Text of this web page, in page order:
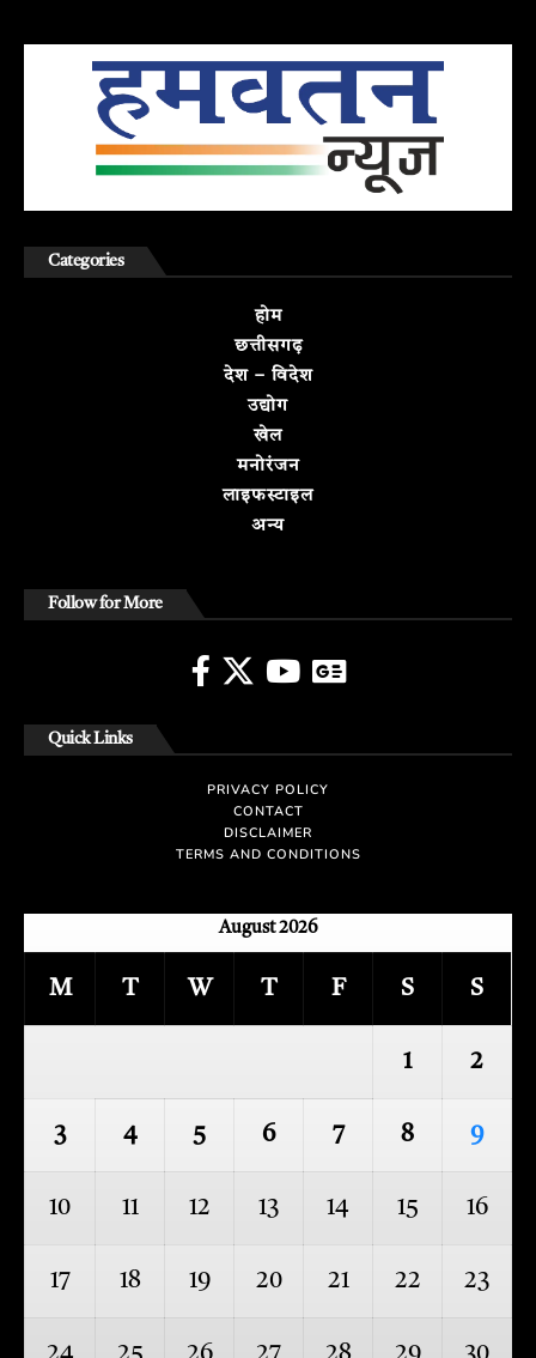
Categories
होम
छत्तीसगढ़
देश – विदेश
उद्योग
खेल
मनोरंजन
लाइफस्टाइल
अन्य
Follow for More
Quick Links
PRIVACY POLICY
CONTACT
DISCLAIMER
TERMS AND CONDITIONS
August 2026
M T W T F S S
1 2
3 4 5 6 7 8 9
10 11 12 13 14 15 16
17 18 19 20 21 22 23